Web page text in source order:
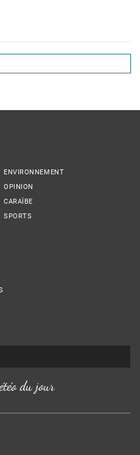
ENVIRONNEMENT
OPINION
CARAÏBE
SPORTS
du jour